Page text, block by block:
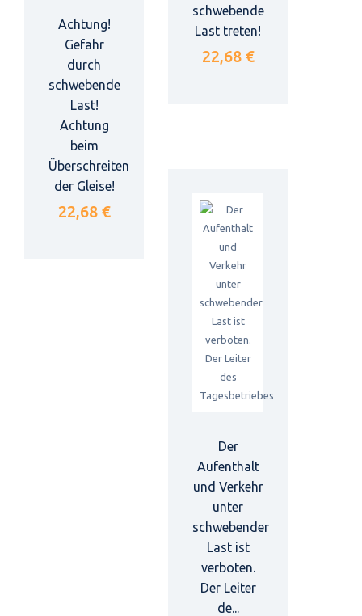
Achtung!
Gefahr
durch
schwebende
Last!
Achtung
beim
Überschreiten
der Gleise!
22,68 €
schwebende
Last treten!
22,68 €
Der
Aufenthalt
und Verkehr
unter
schwebender
Last ist
verboten.
Der Leiter
de...